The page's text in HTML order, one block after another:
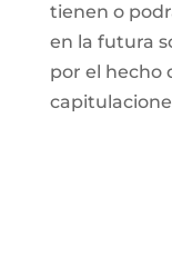
tienen o
en la futura
por el hecho